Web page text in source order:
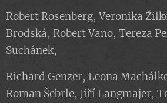
Robert Rosenberg, Veronika
Brodská, Robert Vano, Tereza
Suchánek,
Richard Genzer, Leona
Roman Šebrle, Jiří Langmajer,